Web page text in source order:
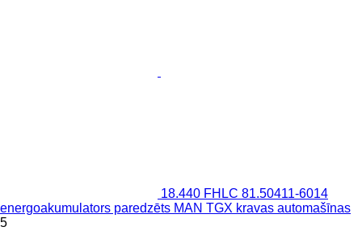
18.440 FHLC 81.50411-6014
energoakumulators paredzēts MAN TGX kravas automašīnas
5